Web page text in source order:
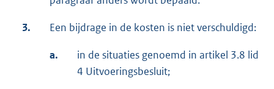
3. Een bijdrage in de kosten is niet verschuldigd:
a.
in de situaties genoemd in artikel 3.8 lid
4 Uitvoeringsbesluit;